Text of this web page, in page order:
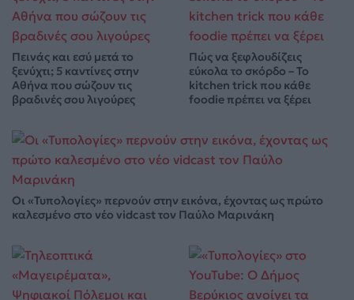
Πεινάς και εσύ μετά το
ξενύχτι; 5 καντίνες στην
Αθήνα που σώζουν τις
βραδινές σου λιγούρες
Πώς να ξεφλουδίζεις
εύκολα το σκόρδο – Το
kitchen trick που κάθε
foodie πρέπει να ξέρει
Οι «Τυπολογίες» περνούν στην εικόνα, έχοντας ως πρώτο
καλεσμένο στο νέο vidcast τον Παύλο Μαρινάκη